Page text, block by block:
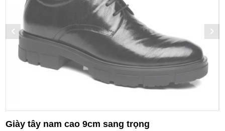
Giày tây nam cao 9cm sang trọng